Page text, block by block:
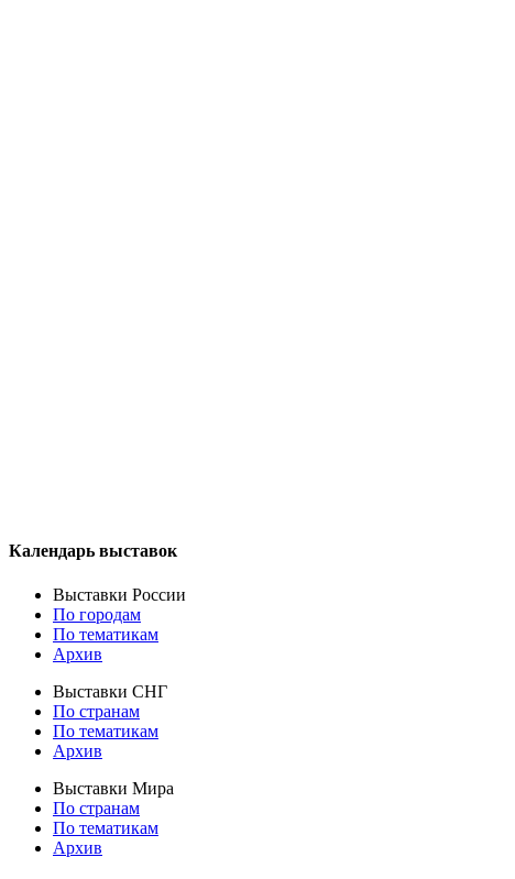
Календарь выставок
Выставки России
По городам
По тематикам
Архив
Выставки СНГ
По странам
По тематикам
Архив
Выставки Мира
По странам
По тематикам
Архив